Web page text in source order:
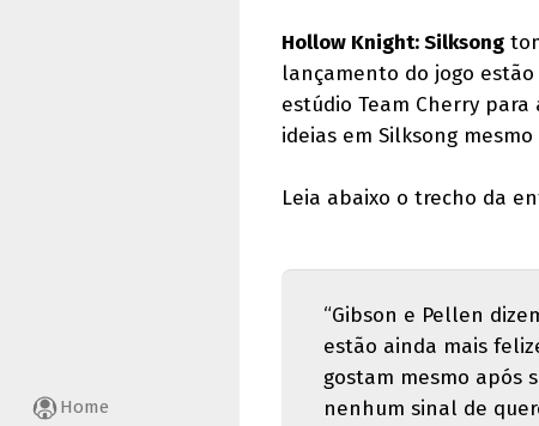
Home
Hollow Knight: Silksong
lançamento do jogo
estúdio Team Cherry
ideias em Silksong
Leia abaixo o trecho da
“Gibson e Pellen
estão ainda mais
gostam mesmo após
nenhum sinal de